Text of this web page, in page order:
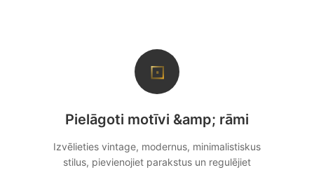
⊡
Pielāgoti motīvi &amp; rāmi
Izvēlieties vintage, modernus, minimalistiskus
stilus, pievienojiet parakstus un regulējiet